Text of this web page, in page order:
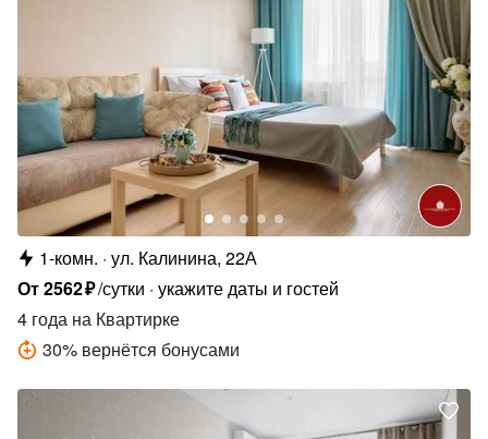
1-комн. ул. Калинина, 22А
От2562₽/сутки укажите даты и гостей
4 года на Квартирке
30% вернётся бонусами